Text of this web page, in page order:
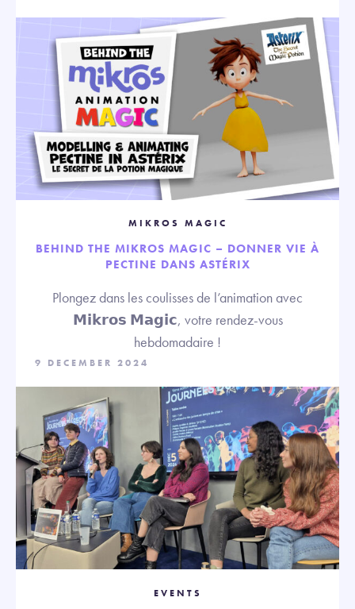
MIKROS MAGIC
BEHIND THE MIKROS MAGIC – DONNER VIE À
PECTINE DANS ASTÉRIX
Plongez dans les coulisses de l’animation avec
𝗠𝗶𝗸𝗿𝗼𝘀 𝗠𝗮𝗴𝗶𝗰, votre rendez-vous
hebdomadaire !
9 DECEMBER 2024
EVENTS